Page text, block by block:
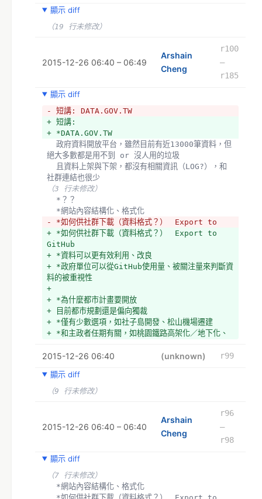
+
+ *健保核刪
+ *醫師建議你的選項到底是因為它是最佳方案，還是
最不會被核刪？
+ *看病（醫院先墊錢）　→　醫院向健保申請補助（申
+ *而且核刪後還有放大處罰機制
支出？）
+ *數字公開才能有討論，但目前完全沒公開，合不合
理、被核刪風險都未知
+ *各醫生都有部分資料，透過身分審核機制、個人上
傳，把資料聚集，讓資料公開
+ *進一步使健保局願意公開資料
+ *如何讓健保永續經營？
顯示 diff
（19 行未修改）
2015-12-26 06:40 – 06:49
Arshain
Cheng
r100
–
r185
顯示 diff
- 短講: DATA.GOV.TW
+ 短講:
+ *DATA.GOV.TW
絕大多數都是用不到 or 沒人用的垃圾
社群連結也很少
（3 行未修改）
  *？？
  *網站內容結構化、格式化
- *如何供社群下載（資料格式？）　Export to
+ *如何供社群下載（資料格式？）　Export to
GitHub
+ *資料可以更有效利用、改良
+ *政府單位可以從GitHub使用量、被關注量來判斷資
料的被重視性
+
+ *為什麼都市計畫要開放
+ 目前都市規劃還是偏向獨裁
+ *僅有少數選項，如社子島開發、松山機場遷建
+ *和主政者任期有關，如桃園鐵路高架化／地下化、
+ 都市規劃專業者的目標：消除都市規劃這項專業
+ *
2015-12-26 06:40 (unknown)
r99
顯示 diff
（9 行未修改）
2015-12-26 06:40 – 06:40
Arshain
Cheng
r96
–
r98
顯示 diff
（7 行未修改）
  *網站內容結構化、格式化